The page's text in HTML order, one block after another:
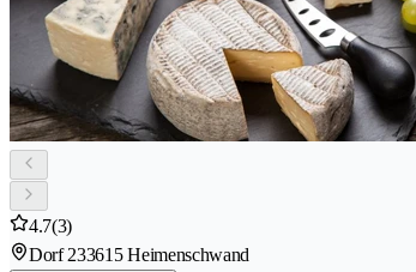
4.7(3)
Dorf 233615 Heimenschwand